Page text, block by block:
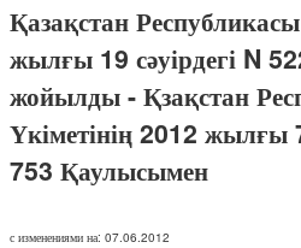
Қазақстан
жылғы 19 сәуірдегі N
жойылды - Қзақстан
Үкіметінің 2012
753 Қаулысымен
с изменениями на: 07.06.2012